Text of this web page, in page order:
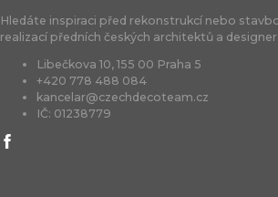
Hledáte inspiraci před rekonstrukcí nebo
realizací předních českých architektů a
Libečkova 10, 155 00 Praha 5
+420 778 488 084
kancelar@czechdecoteam.cz
IČ: 01238779